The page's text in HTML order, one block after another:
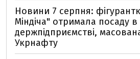
Новини 7 серпня:
Міндіча" отримала посаду в
держпідприємстві,
Укрнафту